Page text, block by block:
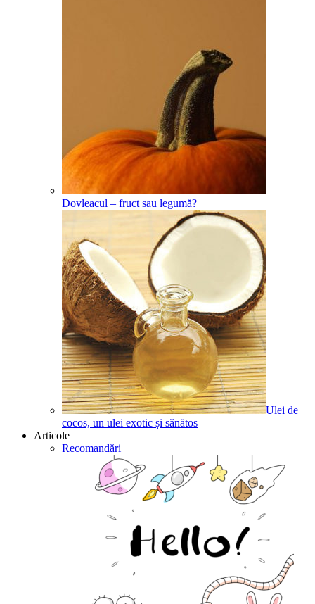
Dovleacul – fruct sau legumă?
Ulei de
cocos, un ulei exotic și sănătos
Articole
Recomandări